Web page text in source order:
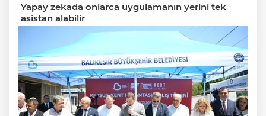
Yapay zekada onlarca uygulamanın yerini tek
asistan alabilir